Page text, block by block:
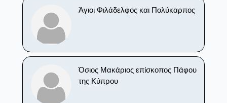
Άγιοι Φιλάδελφος και Πολύκαρπος
Όσιος Μακάριος επίσκοπος Πάφου
της Κύπρου